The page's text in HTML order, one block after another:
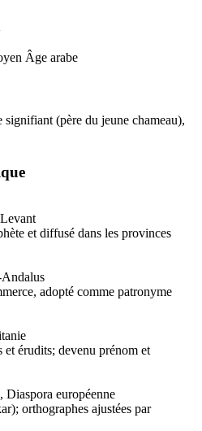
Âge arabe
(père du jeune chameau),
et diffusé dans les provinces
adopté comme patronyme
érudits; devenu prénom et
européenne
orthographes ajustées par